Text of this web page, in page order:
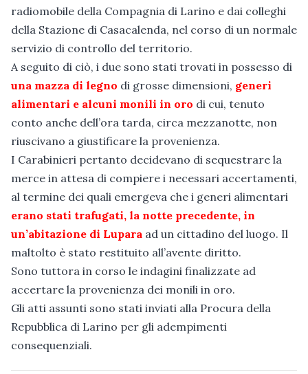
radiomobile della Compagnia di Larino e dai colleghi
della Stazione di Casacalenda, nel corso di un normale
servizio di controllo del territorio.
A seguito di ciò, i due sono stati trovati in possesso di
una mazza di legno di grosse dimensioni, generi
alimentari e alcuni monili in oro di cui, tenuto
conto anche dell’ora tarda, circa mezzanotte, non
riuscivano a giustificare la provenienza.
I Carabinieri pertanto decidevano di sequestrare la
merce in attesa di compiere i necessari accertamenti,
al termine dei quali emergeva che i generi alimentari
erano stati trafugati, la notte precedente, in
un’abitazione di Lupara ad un cittadino del luogo. Il
maltolto è stato restituito all’avente diritto.
Sono tuttora in corso le indagini finalizzate ad
accertare la provenienza dei monili in oro.
Gli atti assunti sono stati inviati alla Procura della
Repubblica di Larino per gli adempimenti
consequenziali.